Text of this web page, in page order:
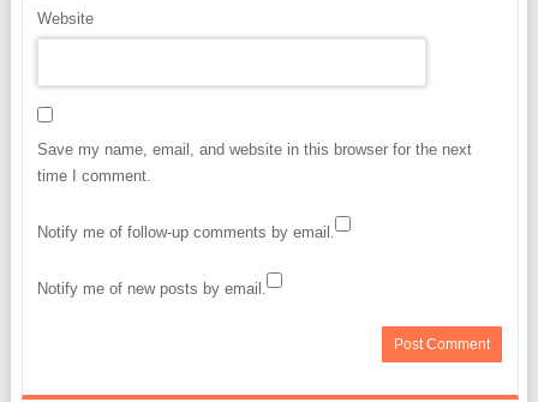
Website
Save my name, email, and website in this browser for the next
time I comment.
Notify me of follow-up comments by email.
Notify me of new posts by email.